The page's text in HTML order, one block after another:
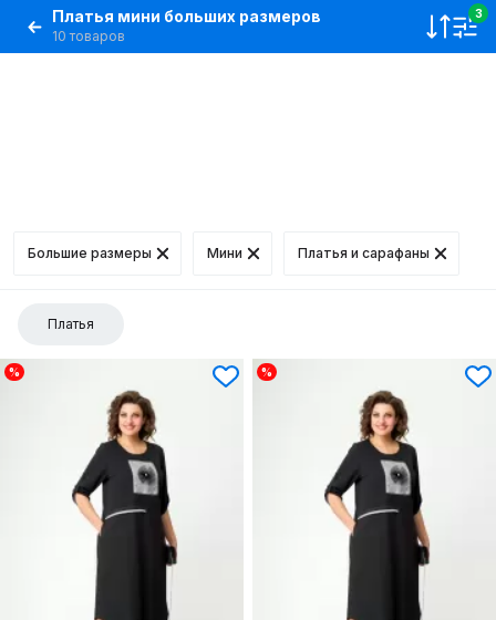
Платья мини больших размеров
10 товаров
3
Большие размеры Мини Платья и сарафаны
Платья
% %